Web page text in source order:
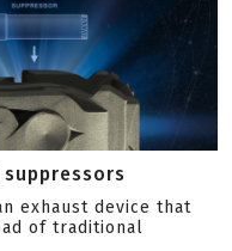
exhaust device that
of traditional